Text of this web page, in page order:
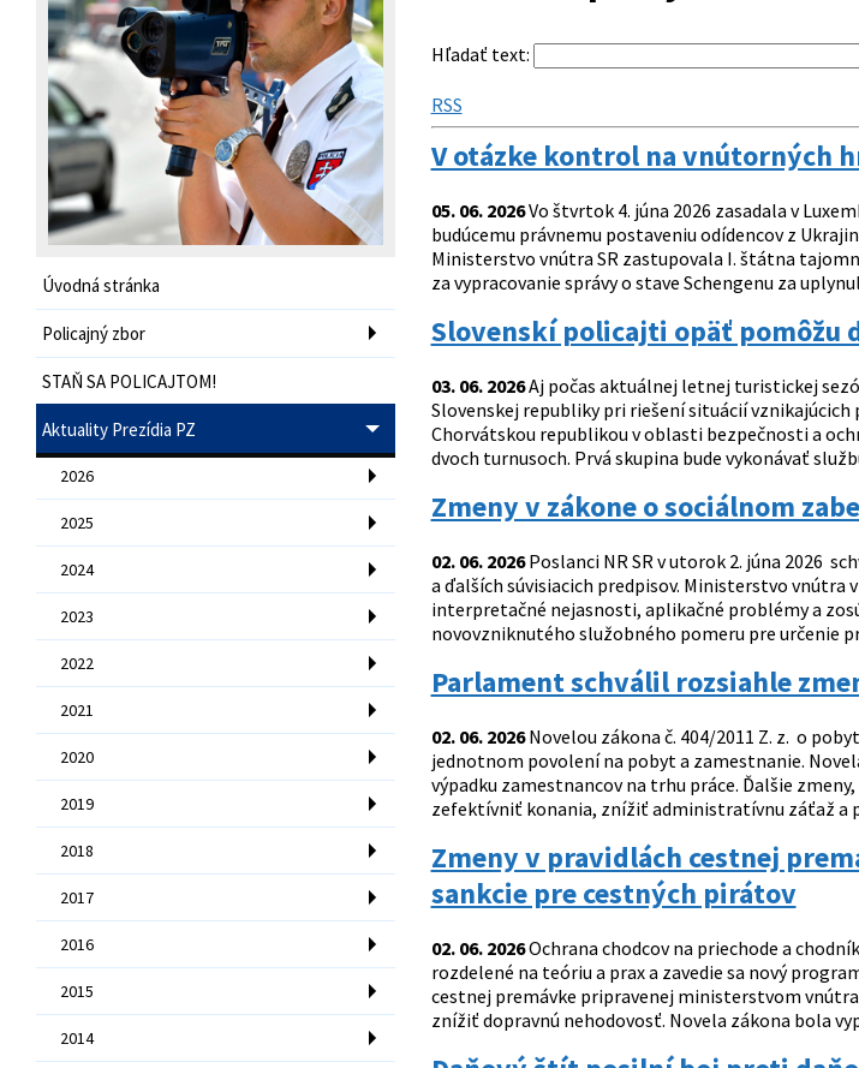
Úvodná stránka
Policajný zbor
STAŇ SA POLICAJTOM!
Aktuality Prezídia PZ
2026
2025
2024
2023
2022
2021
2020
2019
2018
2017
2016
2015
2014
Hľadať text:
RSS
V otázke kontrol na vnútorných
05. 06. 2026Vo štvrtok 4. júna 2026 zasadala v
budúcemu právnemu postaveniu odídencov z
Ministerstvo vnútra SR zastupovala I. štátna
za vypracovanie správy o stave Schengenu za
Slovenskí policajti opäť pomôžu
03. 06. 2026Aj počas aktuálnej letnej turistickej
Slovenskej republiky pri riešení situácií vznikajúcich
Chorvátskou republikou v oblasti bezpečnosti a
dvoch turnusoch. Prvá skupina bude vykonávať
Zmeny v zákone o sociálnom
02. 06. 2026Poslanci NR SR v utorok 2. júna 2026
a ďalších súvisiacich predpisov. Ministerstvo
interpretačné nejasnosti, aplikačné problémy a
novovzniknutého služobného pomeru pre určenie
Parlament schválil rozsiahle
02. 06. 2026Novelou zákona č. 404/2011 Z. z. o
jednotnom povolení na pobyt a zamestnanie.
výpadku zamestnancov na trhu práce. Ďalšie
zefektívniť konania, znížiť administratívnu záťaž a
Zmeny v pravidlách cestnej
sankcie pre cestných pirátov
02. 06. 2026Ochrana chodcov na priechode a
rozdelené na teóriu a prax a zavedie sa nový
cestnej premávke pripravenej ministerstvom
znížiť dopravnú nehodovosť. Novela zákona bola